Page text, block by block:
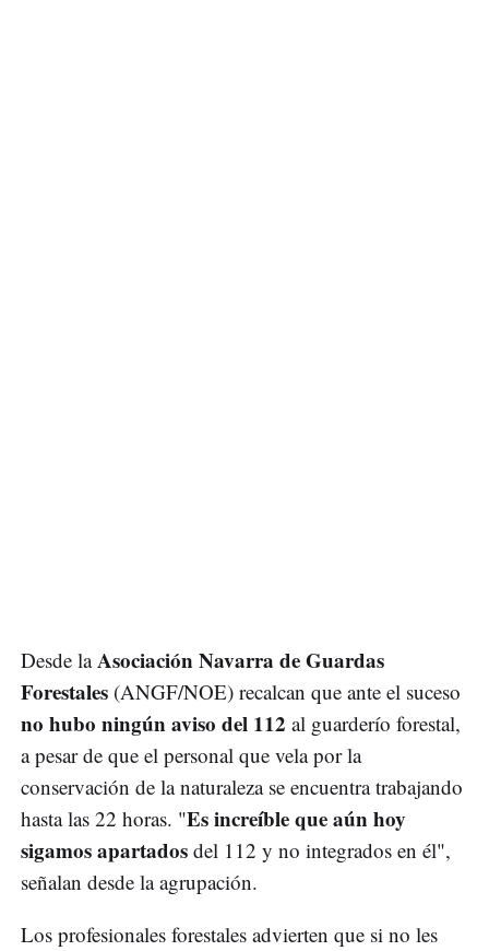
Desde laAsociación Navarra de Guardas
Forestales (ANGF/NOE) recalcan que ante el suceso
no hubo ningún aviso del 112 al guarderío forestal,
a pesar de que el personal que vela por la
conservación de la naturaleza se encuentra trabajando
hasta las 22 horas. "Es increíble que aún hoy
sigamos apartados del 112 y no integrados en él",
señalan desde la agrupación.
Los profesionales forestales advierten que si no les